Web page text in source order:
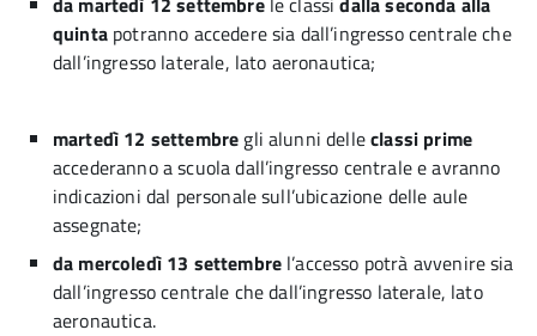
quintapotranno accedere sia dall’ingresso centrale che
dall’ingresso laterale, lato aeronautica;
martedì 12 settembre gli alunni delleclassi prime
accederanno a scuola dall’ingresso centrale e avranno
indicazioni dal personale sull’ubicazione delle aule
assegnate;
da mercoledì 13 settembre l’accesso potrà avvenire sia
dall’ingresso centrale che dall’ingresso laterale, lato
aeronautica.